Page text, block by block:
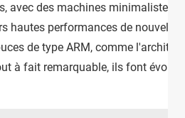
des machines minimalistes
performances de nouvelle
de type ARM, comme
à fait remarquable, ils font